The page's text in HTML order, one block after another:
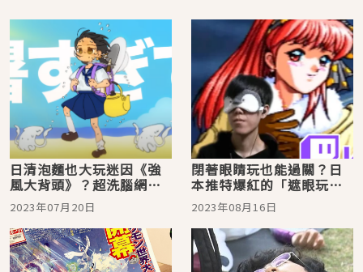
日清泡麵也大玩迷因《強
風大背頭》？超洗腦網民
笑翻
2023年07月20日
閉著眼睛玩也能過關？日
本推特爆紅的「遮眼玩戀
愛遊戲」網民稱神
2023年08月16日